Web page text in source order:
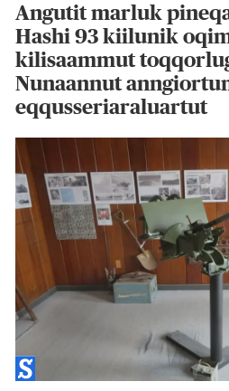
Angutit marluk
Hashi 93 kiilunik
kilisaammut
Nunaannut
eqqusseriaraluartut